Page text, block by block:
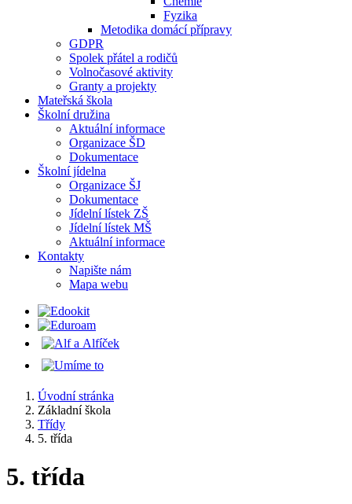
Fyzika
Metodika domácí přípravy
GDPR
Spolek přátel a rodičů
Volnočasové aktivity
Granty a projekty
Mateřská škola
Školní družina
Aktuální informace
Organizace ŠD
Dokumentace
Školní jídelna
Organizace ŠJ
Dokumentace
Jídelní lístek ZŠ
Jídelní lístek MŠ
Aktuální informace
Kontakty
Napište nám
Mapa webu
Úvodní stránka
Základní škola
Třídy
5. třída
5. třída